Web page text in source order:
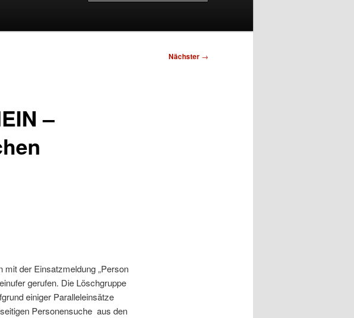
Nächster →
–
der Einsatzmeldung „Person
gerufen. Die Löschgruppe
einiger Paralleleinsätze
Personensuche aus den